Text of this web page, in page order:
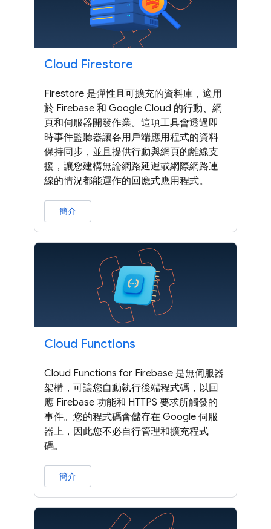
Cloud Firestore
Firestore 是彈性且可擴充的資料庫，適用
於 Firebase 和 Google Cloud 的行動、網
頁和伺服器開發作業。這項工具會透過即
時事件監聽器讓各用戶端應用程式的資料
保持同步，並且提供行動與網頁的離線支
援，讓您建構無論網路延遲或網際網路連
線的情況都能運作的回應式應用程式。
簡介
Cloud Functions
Cloud Functions for Firebase 是無伺服器
架構，可讓您自動執行後端程式碼，以回
應 Firebase 功能和 HTTPS 要求所觸發的
事件。您的程式碼會儲存在 Google 伺服
器上，因此您不必自行管理和擴充程式
碼。
簡介